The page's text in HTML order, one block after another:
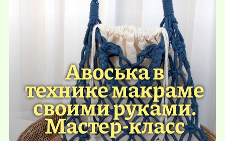
Авоська в
технике макраме
своими руками.
Мастер-класс